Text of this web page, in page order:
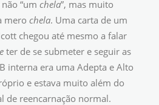
“um chela”, mas muito
mero chela. Uma carta de um
chegou até mesmo a falar
ter de se submeter e seguir as
interna era uma Adepta e Alto
e estava muito além do
de reencarnação normal.